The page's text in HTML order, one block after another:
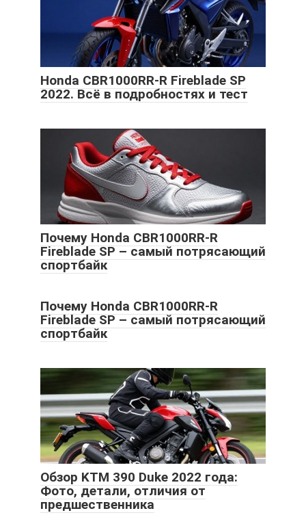
Honda CBR1000RR-R Fireblade SP
2022. Всё в подробностях и тест
Почему Honda CBR1000RR-R
Fireblade SP – самый потрясающий
спортбайк
Почему Honda CBR1000RR-R
Fireblade SP – самый потрясающий
спортбайк
Обзор KTM 390 Duke 2022 года:
Фото, детали, отличия от
предшественника